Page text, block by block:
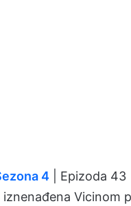
4 | Epizoda 43
iznenađena Vicinom